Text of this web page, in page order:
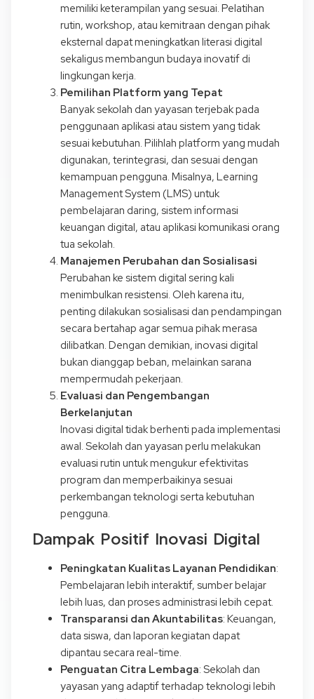
memiliki keterampilan yang sesuai. Pelatihan
rutin, workshop, atau kemitraan dengan pihak
eksternal dapat meningkatkan literasi digital
sekaligus membangun budaya inovatif di
lingkungan kerja.
Pemilihan Platform yang Tepat
Banyak sekolah dan yayasan terjebak pada
penggunaan aplikasi atau sistem yang tidak
sesuai kebutuhan. Pilihlah platform yang mudah
digunakan, terintegrasi, dan sesuai dengan
kemampuan pengguna. Misalnya, Learning
Management System (LMS) untuk
pembelajaran daring, sistem informasi
keuangan digital, atau aplikasi komunikasi orang
tua sekolah.
Manajemen Perubahan dan Sosialisasi
Perubahan ke sistem digital sering kali
menimbulkan resistensi. Oleh karena itu,
penting dilakukan sosialisasi dan pendampingan
secara bertahap agar semua pihak merasa
dilibatkan. Dengan demikian, inovasi digital
bukan dianggap beban, melainkan sarana
mempermudah pekerjaan.
Evaluasi dan Pengembangan
Berkelanjutan
Inovasi digital tidak berhenti pada implementasi
awal. Sekolah dan yayasan perlu melakukan
evaluasi rutin untuk mengukur efektivitas
program dan memperbaikinya sesuai
perkembangan teknologi serta kebutuhan
pengguna.
Dampak Positif Inovasi Digital
Peningkatan Kualitas Layanan Pendidikan:
Pembelajaran lebih interaktif, sumber belajar
lebih luas, dan proses administrasi lebih cepat.
Transparansi dan Akuntabilitas: Keuangan,
data siswa, dan laporan kegiatan dapat
dipantau secara real-time.
Penguatan Citra Lembaga: Sekolah dan
yayasan yang adaptif terhadap teknologi lebih